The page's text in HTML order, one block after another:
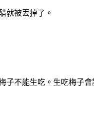
就被丟掉了。
子不能生吃。生吃梅子